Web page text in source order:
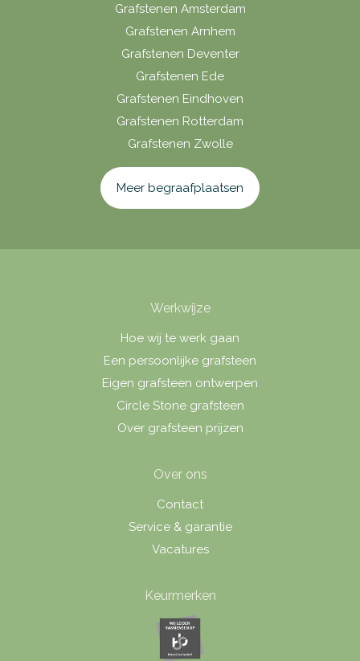
Grafstenen Amsterdam
Grafstenen Arnhem
Grafstenen Deventer
Grafstenen Ede
Grafstenen Eindhoven
Grafstenen Rotterdam
Grafstenen Zwolle
Meer begraafplaatsen
Werkwijze
Hoe wij te werk gaan
Een persoonlijke grafsteen
Eigen grafsteen ontwerpen
Circle Stone grafsteen
Over grafsteen prijzen
Over ons
Contact
Service & garantie
Vacatures
Keurmerken